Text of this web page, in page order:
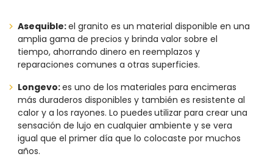
Asequible:el granito es un material disponible en una
amplia gama de precios y brinda valor sobre el
tiempo, ahorrando dinero en reemplazos y
reparaciones comunes a otras superficies.
Longevo:es uno de los materiales para encimeras
más duraderos disponibles y también es resistente al
calor y a los rayones. Lo puedes utilizar para crear una
sensación de lujo en cualquier ambiente y se vera
igual que el primer día que lo colocaste por muchos
años.